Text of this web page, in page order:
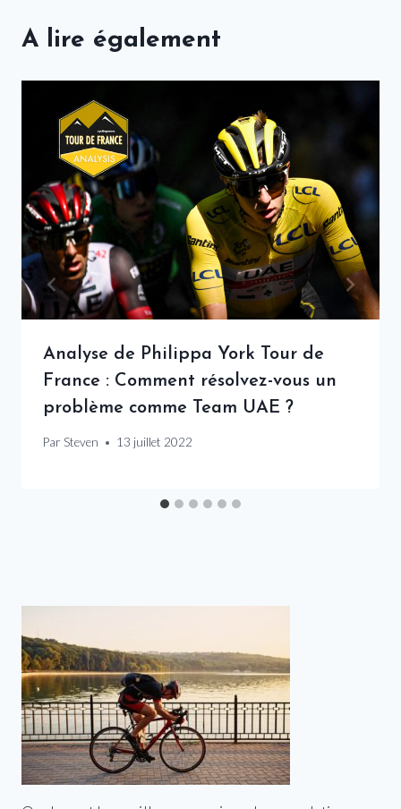
A lire également
Analyse de Philippa York Tour de
France : Comment résolvez-vous un
problème comme Team UAE ?
Par Steven 13 juillet 2022